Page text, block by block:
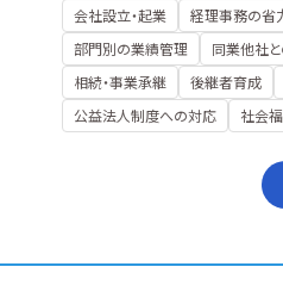
会社設立・起業 経理事務の省
部門別の業績管理
同業他社
相続・事業承継
後継者育成
公益法人制度への対応
社会